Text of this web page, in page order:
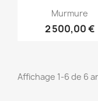
Murmure
2 500,00 €
Affichage 1-6 de 6